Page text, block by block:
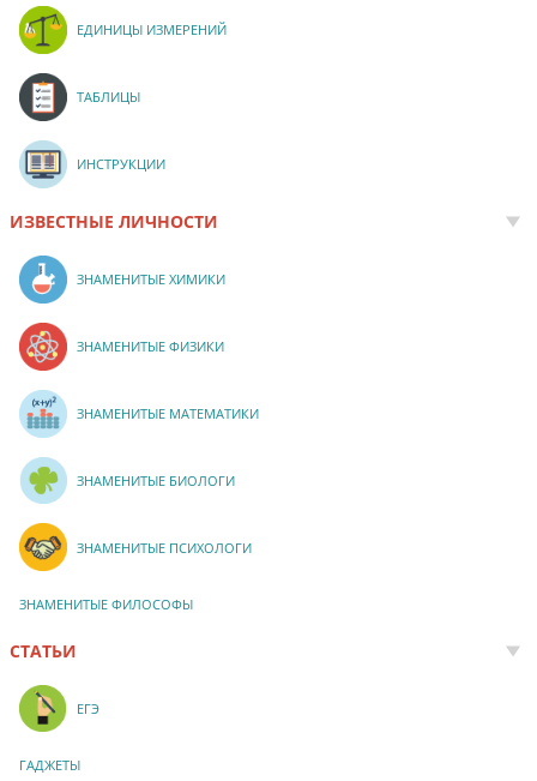
ЕДИНИЦЫ ИЗМЕРЕНИЙ
ТАБЛИЦЫ
ИНСТРУКЦИИ
ИЗВЕСТНЫЕ ЛИЧНОСТИ
ЗНАМЕНИТЫЕ ХИМИКИ
ЗНАМЕНИТЫЕ ФИЗИКИ
ЗНАМЕНИТЫЕ МАТЕМАТИКИ
ЗНАМЕНИТЫЕ БИОЛОГИ
ЗНАМЕНИТЫЕ ПСИХОЛОГИ
ЗНАМЕНИТЫЕ ФИЛОСОФЫ
СТАТЬИ
ЕГЭ
ГАДЖЕТЫ